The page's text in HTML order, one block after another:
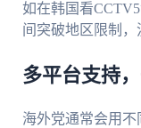
如在韩国看
间突破地区限制，
多平台支持
海外党通常会用